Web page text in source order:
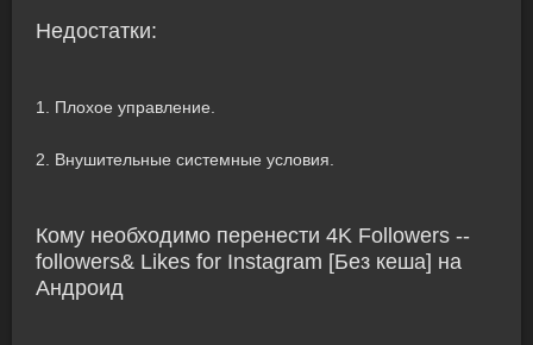
Недостатки:
1. Плохое управление.
2. Внушительные системные условия.
Кому необходимо перенести 4K Followers --
followers& Likes for Instagram [Без кеша] на
Андроид